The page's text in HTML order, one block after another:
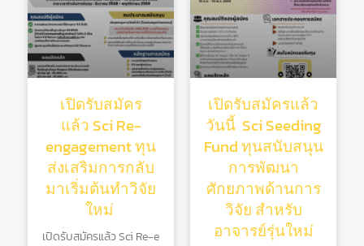
เปิดรับสมัคร
แล้ว Sci Re-
engagement ทุน
ส่งเสริมการกลับ
มาเริ่มต้นทําวิจัย
ใหม่
เปิดรับสมัครแล้ว Sci Re-e
เปิดรับสมัครแล้ว
วันนี้ Sci Seeding
Fund ทุนสนับสนุน
การพัฒนา
ศักยภาพด้านการ
วิจัย สําหรับ
อาจารย์รุ่นใหม่